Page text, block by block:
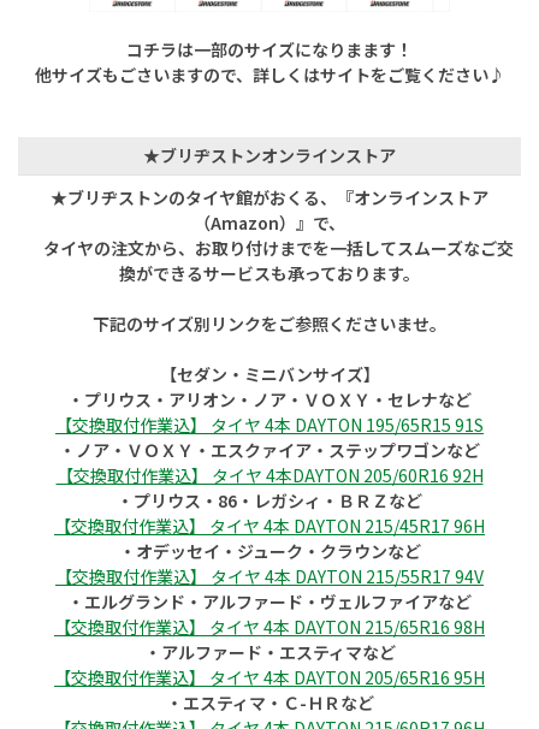
コチラは一部のサイズになりまます！
他サイズもごさいますので、詳しくはサイトをご覧ください♪
★ブリヂストンオンラインストア
★ブリヂストンのタイヤ館がおくる、『オンラインストア
（Amazon）』で、
タイヤの注文から、お取り付けまでを一括してスムーズなご交
換ができるサービスも承っております。
下記のサイズ別リンクをご参照くださいませ。
【セダン・ミニバンサイズ】
・プリウス・アリオン・ノア・ＶＯＸＹ・セレナなど
【交換取付作業込】 タイヤ 4本 DAYTON 195/65R15 91S
・ノア・ＶＯＸＹ・エスクァイア・ステップワゴンなど
【交換取付作業込】 タイヤ 4本DAYTON 205/60R16 92H
・プリウス・86・レガシィ・ＢＲＺなど
【交換取付作業込】 タイヤ 4本 DAYTON 215/45R17 96H
・オデッセイ・ジューク・クラウンなど
【交換取付作業込】 タイヤ 4本 DAYTON 215/55R17 94V
・エルグランド・アルファード・ヴェルファイアなど
【交換取付作業込】 タイヤ 4本 DAYTON 215/65R16 98H
・アルファード・エスティマなど
【交換取付作業込】 タイヤ 4本 DAYTON 205/65R16 95H
・エスティマ・Ｃ-ＨＲなど